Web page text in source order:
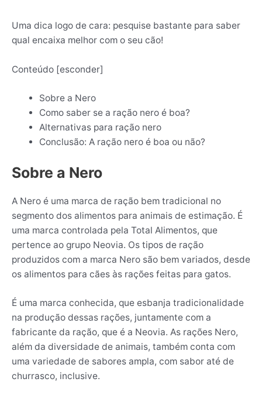
Uma dica logo de cara: pesquise bastante para saber
qual encaixa melhor com o seu cão!
Conteúdo [esconder]
Sobre a Nero
Como saber se a ração nero é boa?
Alternativas para ração nero
Conclusão: A ração nero é boa ou não?
Sobre a Nero
A Nero é uma marca de ração bem tradicional no
segmento dos alimentos para animais de estimação. É
uma marca controlada pela Total Alimentos, que
pertence ao grupo Neovia. Os tipos de ração
produzidos com a marca Nero são bem variados, desde
os alimentos para cães às rações feitas para gatos.
É uma marca conhecida, que esbanja tradicionalidade
na produção dessas rações, juntamente com a
fabricante da ração, que é a Neovia. As rações Nero,
além da diversidade de animais, também conta com
uma variedade de sabores ampla, com sabor até de
churrasco, inclusive.